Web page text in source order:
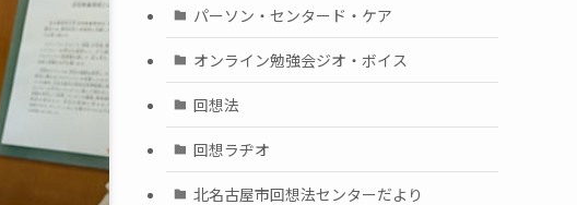
パーソン・センタード・ケア
オンライン勉強会ジオ・ボイス
回想法
回想ラヂオ
北名古屋市回想法センターだより